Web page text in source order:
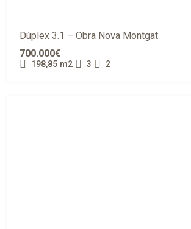
Dúplex 3.1 – Obra Nova Montgat
700.000€
198,85 m2 3 2